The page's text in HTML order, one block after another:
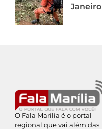
Janeiro
O Fala Marília é o portal
regional que vai além das